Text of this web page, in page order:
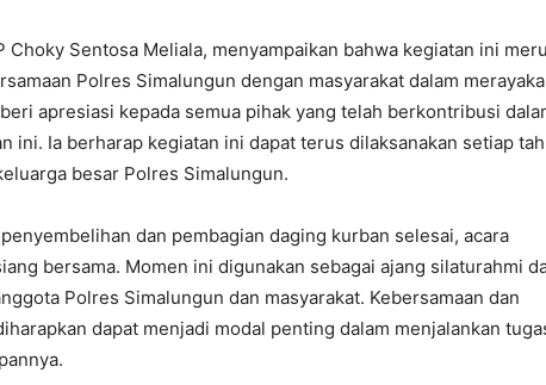
Choky Sentosa Meliala, menyampaikan bahwa kegiatan ini
Polres Simalungun dengan masyarakat dalam
apresiasi kepada semua pihak yang telah berkontribusi
ini. Ia berharap kegiatan ini dapat terus dilaksanakan setiap
besar Polres Simalungun.
dan pembagian daging kurban selesai, acara
bersama. Momen ini digunakan sebagai ajang silaturahmi
Polres Simalungun dan masyarakat. Kebersamaan dan
dapat menjadi modal penting dalam menjalankan